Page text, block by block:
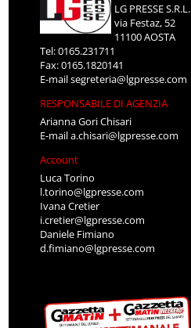
LG PRESSE S.R.L.
via Festaz, 52
11100 AOSTA
Tel: 0165.231711
Fax: 0165.1820141
E-mailsegreteria@lgpresse.com
RESPONSABILE DI AGENZIA
Arianna Gori Chisari
E-maila.chisari@lgpresse.com
Account
Luca Torino
l.torino@lgpresse.com
Ivana Cretier
i.cretier@lgpresse.com
Daniele Fimiano
d.fimiano@lgpresse.com